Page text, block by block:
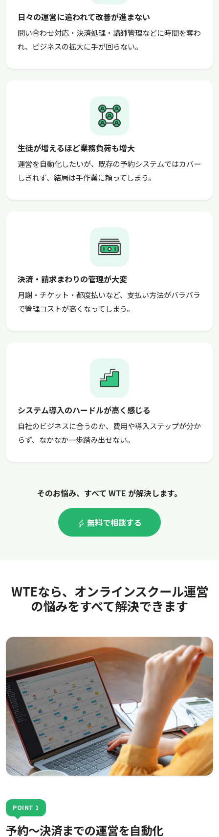
日々の運営に追われて改善が進まない
問い合わせ対応・決済処理・講師管理などに時間を奪わ
れ、ビジネスの拡大に手が回らない。
生徒が増えるほど業務負荷も増大
運営を自動化したいが、既存の予約システムではカバー
しきれず、結局は手作業に頼ってしまう。
決済・請求まわりの管理が大変
月謝・チケット・都度払いなど、支払い方法がバラバラ
で管理コストが高くなってしまう。
システム導入のハードルが高く感じる
自社のビジネスに合うのか、費用や導入ステップが分か
らず、なかなか一歩踏み出せない。
そのお悩み、すべて WTE が解決します。
無料で相談する
WTEなら、オンラインスクール運営
の悩みをすべて解決できます
POINT 1
予約〜決済までの運営を自動化